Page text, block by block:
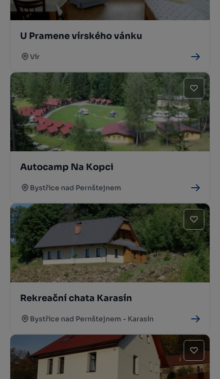
U Pramene vírského vánku
Vír
Autocamp Na Kopci
Bystřice nad Pernštejnem
Rekreační chata Karasín
Bystřice nad Pernštejnem - Karasín